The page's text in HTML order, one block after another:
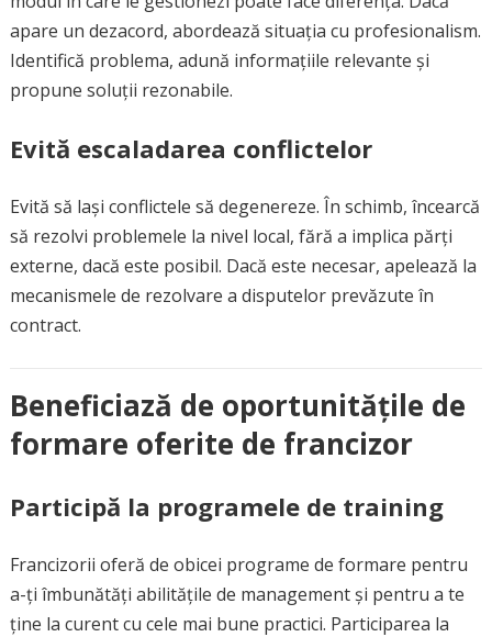
apare un dezacord, abordează situația cu profesionalism.
Identifică problema, adună informațiile relevante și
propune soluții rezonabile.
Evită escaladarea conflictelor
Evită să lași conflictele să degenereze. În schimb, încearcă
să rezolvi problemele la nivel local, fără a implica părți
externe, dacă este posibil. Dacă este necesar, apelează la
mecanismele de rezolvare a disputelor prevăzute în
contract.
Beneficiază de oportunitățile de
formare oferite de francizor
Participă la programele de training
Francizorii oferă de obicei programe de formare pentru
a-ți îmbunătăți abilitățile de management și pentru a te
ține la curent cu cele mai bune practici. Participarea la